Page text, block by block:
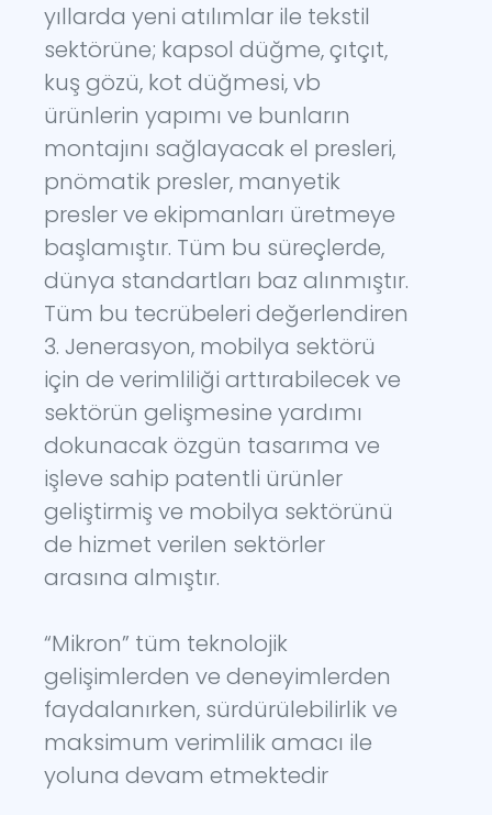
yıllarda yeni atılımlar ile tekstil
sektörüne; kapsol düğme, çıtçıt,
kuş gözü, kot düğmesi, vb
ürünlerin yapımı ve bunların
montajını sağlayacak el presleri,
pnömatik presler, manyetik
presler ve ekipmanları üretmeye
başlamıştır. Tüm bu süreçlerde,
dünya standartları baz alınmıştır.
Tüm bu tecrübeleri değerlendiren
3. Jenerasyon, mobilya sektörü
için de verimliliği arttırabilecek ve
sektörün gelişmesine yardımı
dokunacak özgün tasarıma ve
işleve sahip patentli ürünler
geliştirmiş ve mobilya sektörünü
de hizmet verilen sektörler
arasına almıştır.
“Mikron” tüm teknolojik
gelişimlerden ve deneyimlerden
faydalanırken, sürdürülebilirlik ve
maksimum verimlilik amacı ile
yoluna devam etmektedir